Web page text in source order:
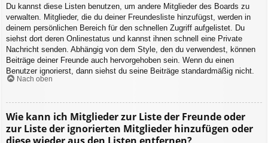
Du kannst diese Listen benutzen, um andere Mitglieder des Boards zu
verwalten. Mitglieder, die du deiner Freundesliste hinzufügst, werden in
deinem persönlichen Bereich für den schnellen Zugriff aufgelistet. Du
siehst dort deren Onlinestatus und kannst ihnen schnell eine Private
Nachricht senden. Abhängig von dem Style, den du verwendest, können
Beiträge deiner Freunde auch hervorgehoben sein. Wenn du einen
Benutzer ignorierst, dann siehst du seine Beiträge standardmäßig nicht.
Nach oben
Wie kann ich Mitglieder zur Liste der Freunde oder
zur Liste der ignorierten Mitglieder hinzufügen oder